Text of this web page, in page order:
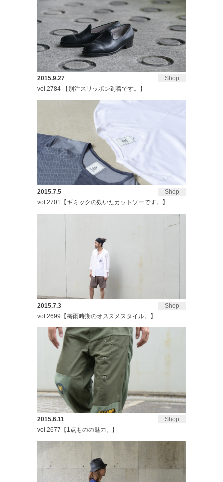
Shop
2015.9.27
vol.2784 【別注スリッポン到着です。】
Shop
2015.7.5
vol.2701【ギミックの効いたカットソーです。】
Shop
2015.7.3
vol.2699【梅雨時期のオススメスタイル。】
Shop
2015.6.11
vol.2677【1点ものの魅力。】